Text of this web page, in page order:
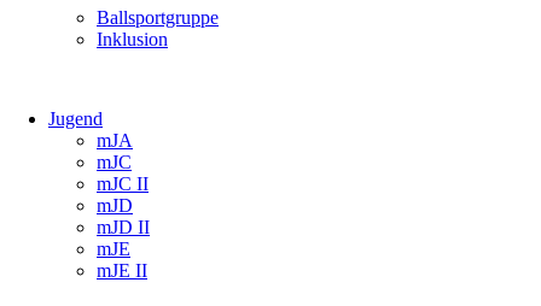
Navigation
überspringen
Ballsportgruppe
Inklusion
Jugend
Navigation
überspringen
mJA
mJC
mJC II
mJD
mJD II
mJE
mJE II